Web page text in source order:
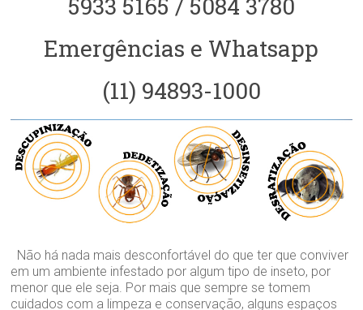
5933 5165 / 5084 3780
Emergências e Whatsapp
(11) 94893-1000
Não há nada mais desconfortável do que ter que conviver
em um ambiente infestado por algum tipo de inseto, por
menor que ele seja. Por mais que sempre se tomem
cuidados com a limpeza e conservação, alguns espaços